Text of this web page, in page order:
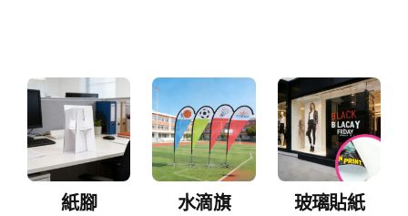
紙腳 水滴旗
玻璃貼紙